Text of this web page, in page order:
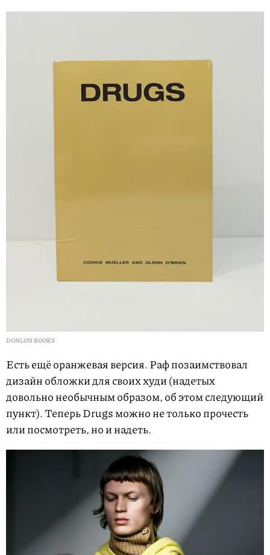
DONLON BOOKS
Есть ещё оранжевая версия. Раф позаимствовал
дизайн обложки для своих худи (надетых
довольно необычным образом, об этом следующий
пункт). Теперь Drugs можно не только прочесть
или посмотреть, но и надеть.